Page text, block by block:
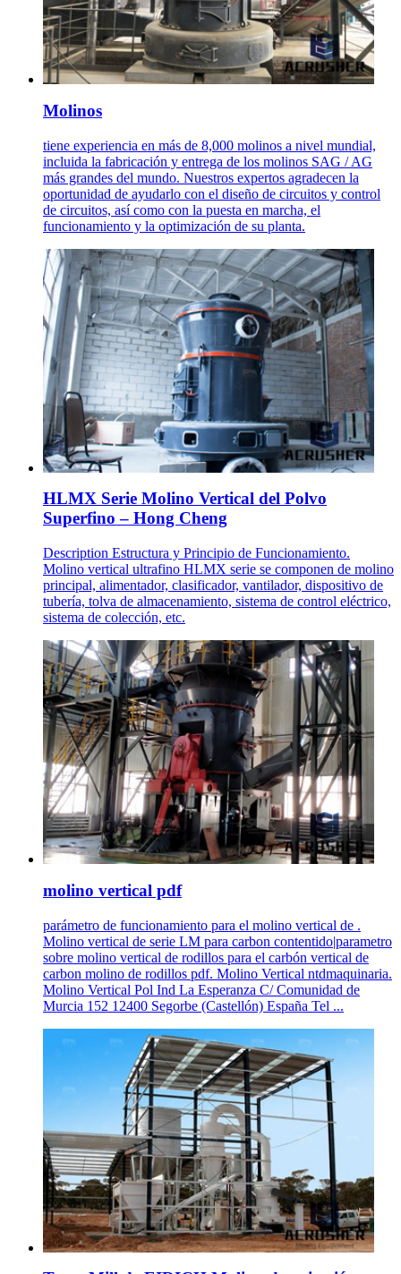
Molinos
tiene experiencia en más de 8,000 molinos a nivel mundial,
incluida la fabricación y entrega de los molinos SAG / AG
más grandes del mundo. Nuestros expertos agradecen la
oportunidad de ayudarlo con el diseño de circuitos y control
de circuitos, así como con la puesta en marcha, el
funcionamiento y la optimización de su planta.
HLMX Serie Molino Vertical del Polvo
Superfino – Hong Cheng
Description Estructura y Principio de Funcionamiento.
Molino vertical ultrafino HLMX serie se componen de molino
principal, alimentador, clasificador, vantilador, dispositivo de
tubería, tolva de almacenamiento, sistema de control eléctrico,
sistema de colección, etc.
molino vertical pdf
parámetro de funcionamiento para el molino vertical de .
Molino vertical de serie LM para carbon contentido|parametro
sobre molino vertical de rodillos para el carbón vertical de
carbon molino de rodillos pdf. Molino Vertical ntdmaquinaria.
Molino Vertical Pol Ind La Esperanza C/ Comunidad de
Murcia 152 12400 Segorbe (Castellón) España Tel ...